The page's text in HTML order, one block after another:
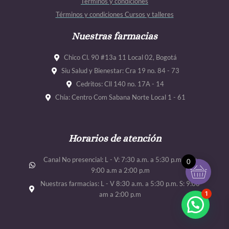
k
r
a
m
e
Términos y condiciones Cursos y talleres
Nuestras farmacias
Chico Cl. 90 #13a 11 Local 02, Bogotá
Siu Salud y Bienestar: Cra 19 no. 84 - 73
Cedritos: Cll 140 no. 17A - 14
Chía: Centro Com Sabana Norte Local 1 - 61
Horarios de atención
Canal No presencial: L - V: 7:30 a.m. a 5:30 p.m. Sab:
9:00 a.m a 2:00 p.m
Nuestras farmacias: L - V 8:30 a.m. a 5:30 p.m. S: 9:00
am a 2:00 p.m
0
1